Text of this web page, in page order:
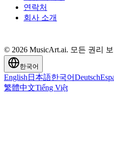
연락처
회사 소개
© 2026 MusicArt.ai. 모든 권리
한국어
English 日本語한국어Deutsch
繁體中文Tiếng Việt